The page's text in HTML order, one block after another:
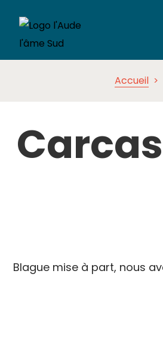
Accueil
Blague mise à part, nous